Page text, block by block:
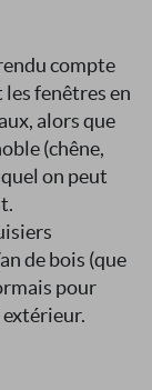
compte
les fenêtres en
alors que
(chêne,
on peut
de bois (que
pour